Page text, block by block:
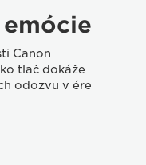
Canon
tlač dokáže
odozvu v ére